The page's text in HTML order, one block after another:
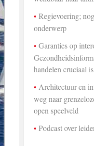
Regievoering;
onderwerp
Garanties op
handelen cruciaal is
Architectuur en
weg naar
open speelveld
Podcast over